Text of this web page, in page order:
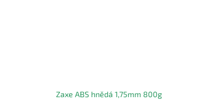
Zaxe ABS hnědá 1,75mm 800g